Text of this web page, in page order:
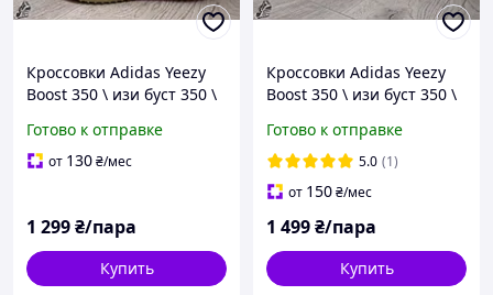
Кроссовки Adidas Yeezy
Boost 350 \ изи буст 350 \
Готово к отправке
от 130₴/мес
1 299₴/пара
Купить
Кроссовки Adidas Yeezy
Boost 350 \ изи буст 350 \
Готово к отправке
5.0 (1)
от 150₴/мес
1 499₴/пара
Купить